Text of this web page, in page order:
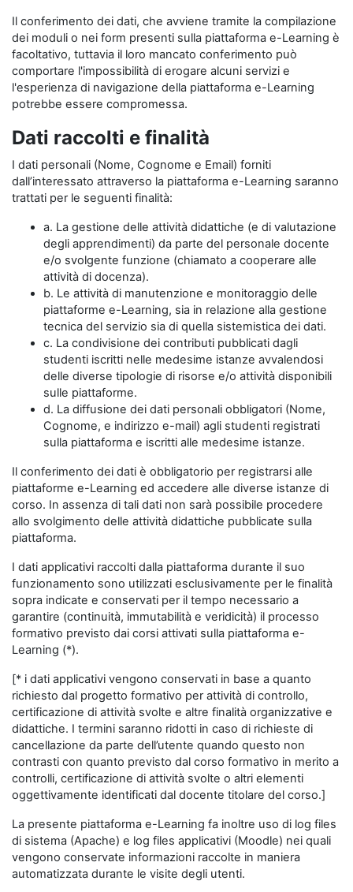
Il conferimento dei dati, che avviene tramite la compilazione
dei moduli o nei form presenti sulla piattaforma e-Learning è
facoltativo, tuttavia il loro mancato conferimento può
comportare l'impossibilità di erogare alcuni servizi e
l'esperienza di navigazione della piattaforma e-Learning
potrebbe essere compromessa.
Dati raccolti e finalità
I dati personali (Nome, Cognome e Email) forniti
dall’interessato attraverso la piattaforma e-Learning saranno
trattati per le seguenti finalità:
a. La gestione delle attività didattiche (e di valutazione
degli apprendimenti) da parte del personale docente
e/o svolgente funzione (chiamato a cooperare alle
attività di docenza).
b. Le attività di manutenzione e monitoraggio delle
piattaforme e-Learning, sia in relazione alla gestione
tecnica del servizio sia di quella sistemistica dei dati.
c. La condivisione dei contributi pubblicati dagli
studenti iscritti nelle medesime istanze avvalendosi
delle diverse tipologie di risorse e/o attività disponibili
sulle piattaforme.
d. La diffusione dei dati personali obbligatori (Nome,
Cognome, e indirizzo e-mail) agli studenti registrati
sulla piattaforma e iscritti alle medesime istanze.
Il conferimento dei dati è obbligatorio per registrarsi alle
piattaforme e-Learning ed accedere alle diverse istanze di
corso. In assenza di tali dati non sarà possibile procedere
allo svolgimento delle attività didattiche pubblicate sulla
piattaforma.
I dati applicativi raccolti dalla piattaforma durante il suo
funzionamento sono utilizzati esclusivamente per le finalità
sopra indicate e conservati per il tempo necessario a
garantire (continuità, immutabilità e veridicità) il processo
formativo previsto dai corsi attivati sulla piattaforma e-
Learning (*).
[* i dati applicativi vengono conservati in base a quanto
richiesto dal progetto formativo per attività di controllo,
certificazione di attività svolte e altre finalità organizzative e
didattiche. I termini saranno ridotti in caso di richieste di
cancellazione da parte dell’utente quando questo non
contrasti con quanto previsto dal corso formativo in merito a
controlli, certificazione di attività svolte o altri elementi
oggettivamente identificati dal docente titolare del corso.]
La presente piattaforma e-Learning fa inoltre uso di log files
di sistema (Apache) e log files applicativi (Moodle) nei quali
vengono conservate informazioni raccolte in maniera
automatizzata durante le visite degli utenti.